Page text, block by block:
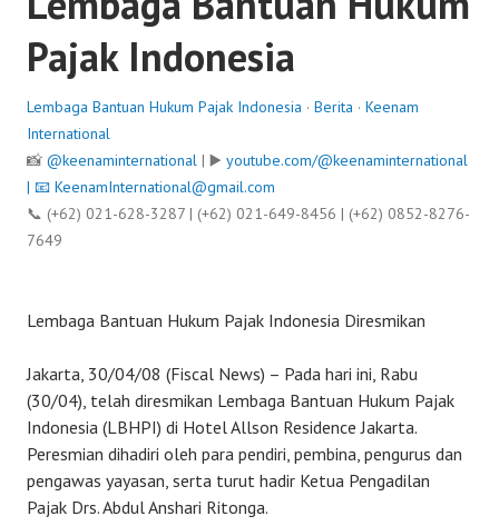
Pajak Indonesia
Lembaga Bantuan Hukum Pajak Indonesia · Berita · Keenam
International
📸 @keenaminternational | ▶️ youtube.com/@keenaminternational
| 📧 KeenamInternational@gmail.com
📞 (+62) 021-628-3287 | (+62) 021-649-8456 | (+62) 0852-8276-
7649
Lembaga Bantuan Hukum Pajak Indonesia Diresmikan
Jakarta, 30/04/08 (Fiscal News) – Pada hari ini, Rabu
(30/04), telah diresmikan Lembaga Bantuan Hukum Pajak
Indonesia (LBHPI) di Hotel Allson Residence Jakarta.
Peresmian dihadiri oleh para pendiri, pembina, pengurus dan
pengawas yayasan, serta turut hadir Ketua Pengadilan
Pajak Drs. Abdul Anshari Ritonga.